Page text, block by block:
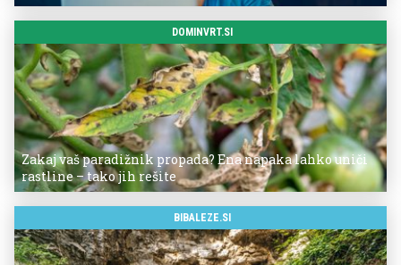
DOMINVRT.SI
Zakaj vaš paradižnik propada? Ena napaka lahko uniči
rastline – tako jih rešite
BIBALEZE.SI